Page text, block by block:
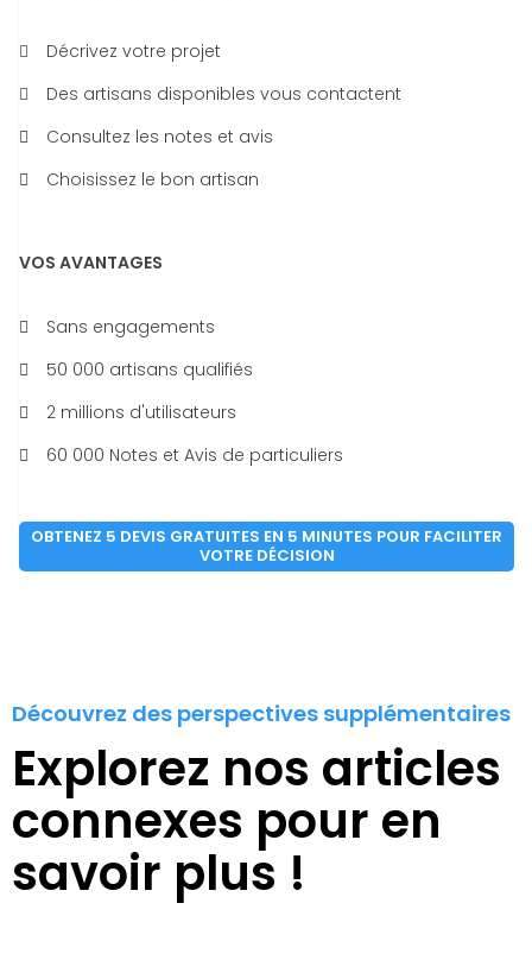
Décrivez votre projet
Des artisans disponibles vous contactent
Consultez les notes et avis
Choisissez le bon artisan
VOS AVANTAGES
Sans engagements
50 000 artisans qualifiés
2 millions d'utilisateurs
60 000 Notes et Avis de particuliers
OBTENEZ 5 DEVIS GRATUITES EN 5 MINUTES POUR FACILITER
VOTRE DÉCISION
Découvrez des perspectives supplémentaires
Explorez nos articles
connexes pour en
savoir plus !